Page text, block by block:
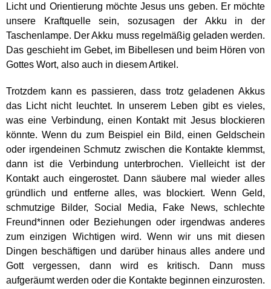
Licht und Orientierung möchte Jesus uns geben. Er möchte
unsere Kraftquelle sein, sozusagen der Akku in der
Taschenlampe. Der Akku muss regelmäßig geladen werden.
Das geschieht im Gebet, im Bibellesen und beim Hören von
Gottes Wort, also auch in diesem Artikel.
Trotzdem kann es passieren, dass trotz geladenen Akkus
das Licht nicht leuchtet. In unserem Leben gibt es vieles,
was eine Verbindung, einen Kontakt mit Jesus blockieren
könnte. Wenn du zum Beispiel ein Bild, einen Geldschein
oder irgendeinen Schmutz zwischen die Kontakte klemmst,
dann ist die Verbindung unterbrochen. Vielleicht ist der
Kontakt auch eingerostet. Dann säubere mal wieder alles
gründlich und entferne alles, was blockiert. Wenn Geld,
schmutzige Bilder, Social Media, Fake News, schlechte
Freund*innen oder Beziehungen oder irgendwas anderes
zum einzigen Wichtigen wird. Wenn wir uns mit diesen
Dingen beschäftigen und darüber hinaus alles andere und
Gott vergessen, dann wird es kritisch. Dann muss
aufgeräumt werden oder die Kontakte beginnen einzurosten.